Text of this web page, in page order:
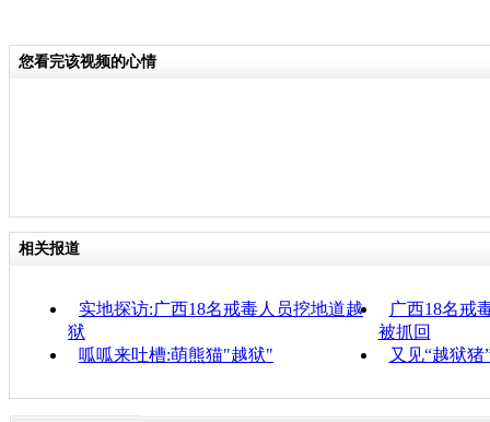
您看完该视频的心情
相关报道
实地探访:广西18名戒毒人员挖地道越
狱
广西18名戒
被抓回
呱呱来吐槽:萌熊猫"越狱"
又见“越狱